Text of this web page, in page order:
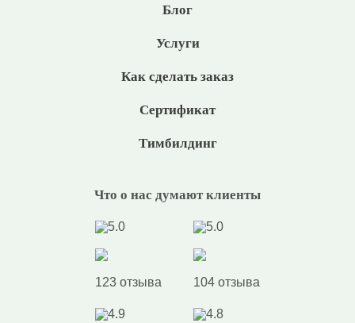
Блог
Услуги
Как сделать заказ
Сертификат
Тимбилдинг
Что о нас думают клиенты
5.0
123 отзыва
5.0
104 отзыва
4.9 4.8